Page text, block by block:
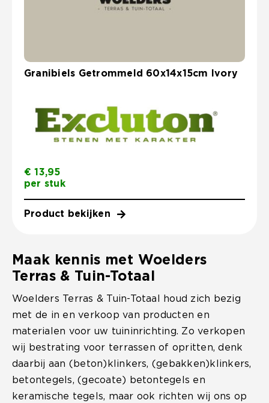
Granibiels Getrommeld 60x14x15cm Ivory
€ 13,95
per stuk
Product bekijken
Maak kennis met Woelders
Terras & Tuin-Totaal
Woelders Terras & Tuin-Totaal houd zich bezig
met de in en verkoop van producten en
materialen voor uw tuininrichting. Zo verkopen
wij bestrating voor terrassen of opritten, denk
daarbij aan (beton)klinkers, (gebakken)klinkers,
betontegels, (gecoate) betontegels en
keramische tegels, maar ook richten wij ons op